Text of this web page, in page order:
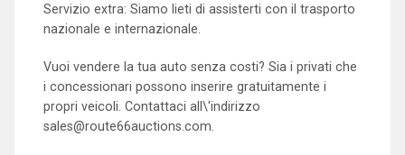
Servizio extra: Siamo lieti di assisterti con il trasporto
nazionale e internazionale.
Vuoi vendere la tua auto senza costi? Sia i privati che
i concessionari possono inserire gratuitamente i
propri veicoli. Contattaci all\'indirizzo
sales@route66auctions.com.